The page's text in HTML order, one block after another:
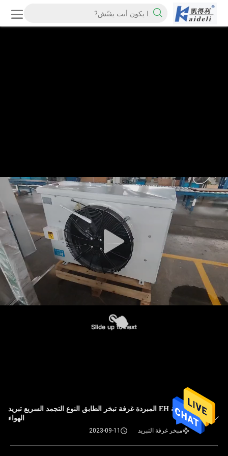
سلسلة EH المبردة غرفة تبخر الطابق النوع التجمد السريع تبريد
الهواء
مبخر غرفة التبريد 2023-09-11